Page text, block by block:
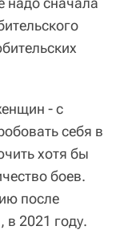
- с
себя в
хотя бы
боев.
после
2021 году.